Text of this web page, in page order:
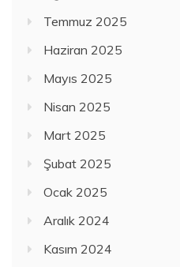
Temmuz 2025
Haziran 2025
Mayıs 2025
Nisan 2025
Mart 2025
Şubat 2025
Ocak 2025
Aralık 2024
Kasım 2024